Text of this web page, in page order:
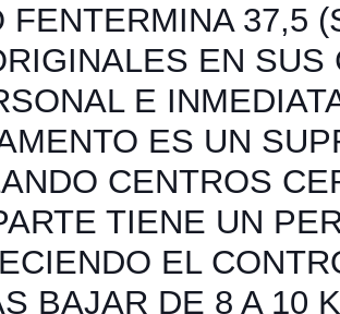
FENTERMINA 37,5
EN
E
ES UN
CENTROS
TIENE UN
EL
BAJAR DE 8 A 10